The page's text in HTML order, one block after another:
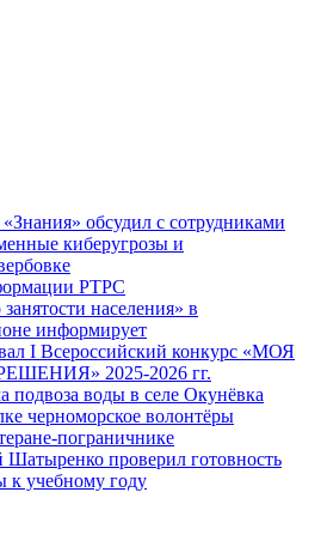
обсудил с сотрудниками
киберугрозы и
РТРС
населения» в
информирует
I Всероссийский конкурс «МОЯ
2025-2026 гг.
подвоза воды в селе Окунёвка
черноморское волонтёры
пограничнике
Шатыренко проверил готовность
к учебному году